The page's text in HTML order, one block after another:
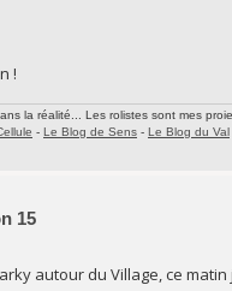
!
la réalité... Les rolistes sont mes
- Le Blog de Sens - Le Blog du Val
15
autour du Village, ce